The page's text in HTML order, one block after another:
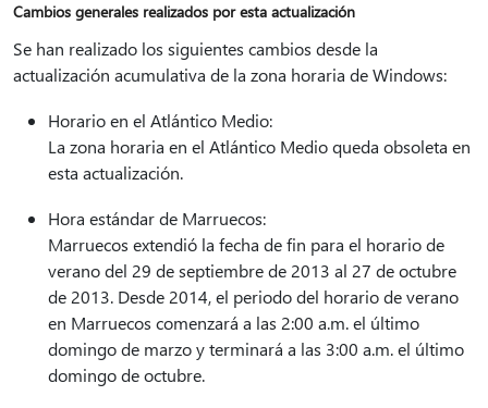
Cambios generales realizados por esta actualización
Se han realizado los siguientes cambios desde la
actualización acumulativa de la zona horaria de Windows:
Horario en el Atlántico Medio:
La zona horaria en el Atlántico Medio queda obsoleta en
esta actualización.
Hora estándar de Marruecos:
Marruecos extendió la fecha de fin para el horario de
verano del 29 de septiembre de 2013 al 27 de octubre
de 2013. Desde 2014, el periodo del horario de verano
en Marruecos comenzará a las 2:00 a.m. el último
domingo de marzo y terminará a las 3:00 a.m. el último
domingo de octubre.